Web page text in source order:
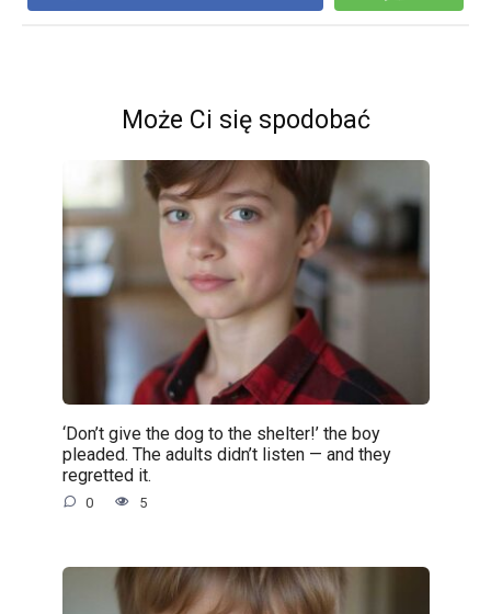
Może Ci się spodobać
‘Don’t give the dog to the shelter!’ the boy
pleaded. The adults didn’t listen — and they
regretted it.
0 5